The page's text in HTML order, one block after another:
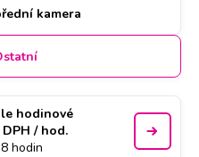
kamera
hodinové
DPH / hod.
hodin